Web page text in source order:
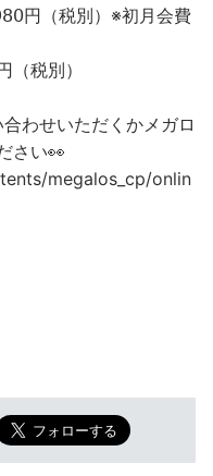
円（税別）※初月会費
税別）
わせいただくかメガロ
さい👀
megalos_cp/onlin